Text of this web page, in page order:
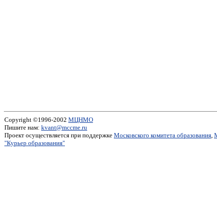
Copyright ©1996-2002 МЦНМО
Пишите нам: kvant@mccme.ru
Проект осуществляется при поддержке Московского комитета образования,
"Курьер образования"